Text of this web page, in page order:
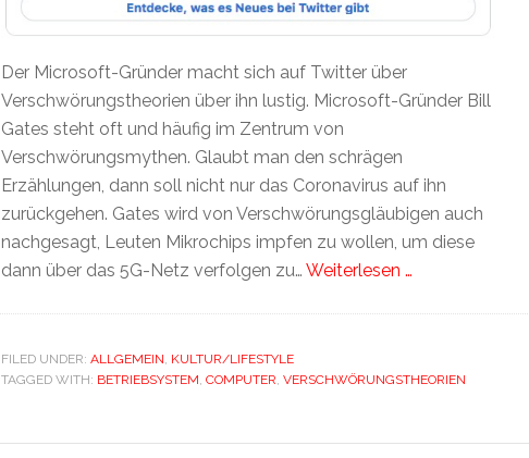
Der Microsoft-Gründer macht sich auf Twitter über
Verschwörungstheorien über ihn lustig. Microsoft-Gründer Bill
Gates steht oft und häufig im Zentrum von
Verschwörungsmythen. Glaubt man den schrägen
Erzählungen, dann soll nicht nur das Coronavirus auf ihn
zurückgehen. Gates wird von Verschwörungsgläubigen auch
nachgesagt, Leuten Mikrochips impfen zu wollen, um diese
dann über das 5G-Netz verfolgen zu… Weiterlesen …
FILED UNDER: ALLGEMEIN, KULTUR/LIFESTYLE
TAGGED WITH: BETRIEBSYSTEM, COMPUTER, VERSCHWÖRUNGSTHEORIEN